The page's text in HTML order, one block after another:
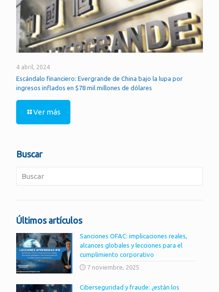
4 abril, 2024
Escándalo financiero: Evergrande de China bajo la lupa por
ingresos inflados en $78 mil millones de dólares
Ver más
Buscar
Últimos artículos
Sanciones OFAC: implicaciones reales,
alcances globales y lecciones para el
cumplimiento corporativo
7 noviembre, 2025
Ciberseguridad y fraude: ¿están los